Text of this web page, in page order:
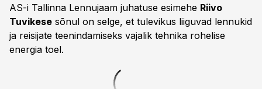
AS-i Tallinna Lennujaam juhatuse esimehe Riivo
Tuvikese sõnul on selge, et tulevikus liiguvad lennukid
ja reisijate teenindamiseks vajalik tehnika rohelise
energia toel.